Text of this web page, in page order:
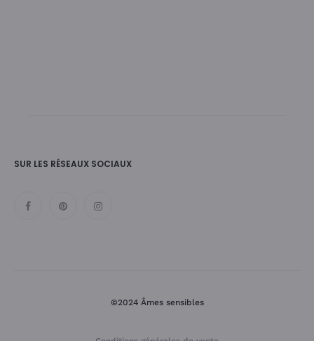
SUR LES RÉSEAUX SOCIAUX
©2024 Âmes sensibles